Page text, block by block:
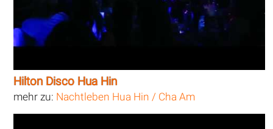
Hilton Disco Hua Hin
mehr zu: Nachtleben Hua Hin / Cha Am